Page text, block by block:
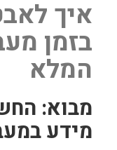
איך
בזמן
המלא
מבוא:
מידע